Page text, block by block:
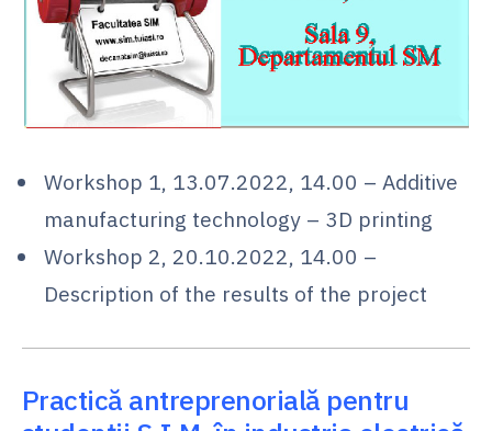
Workshop 1, 13.07.2022, 14.00 – Additive
manufacturing technology – 3D printing
Workshop 2, 20.10.2022, 14.00 –
Description of the results of the project
Practică antreprenorială pentru